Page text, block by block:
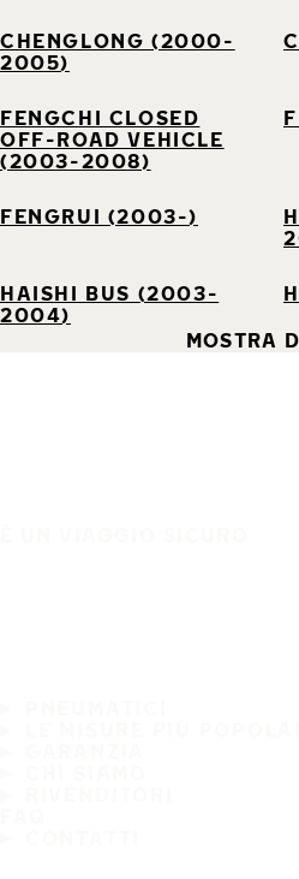
CHENGLONG (2000-
2005)
FENGCHI CLOSED
OFF-ROAD VEHICLE
(2003-2008)
FENGRUI (2003-)
HAISHI BUS (2003-
2004)
MOSTRA